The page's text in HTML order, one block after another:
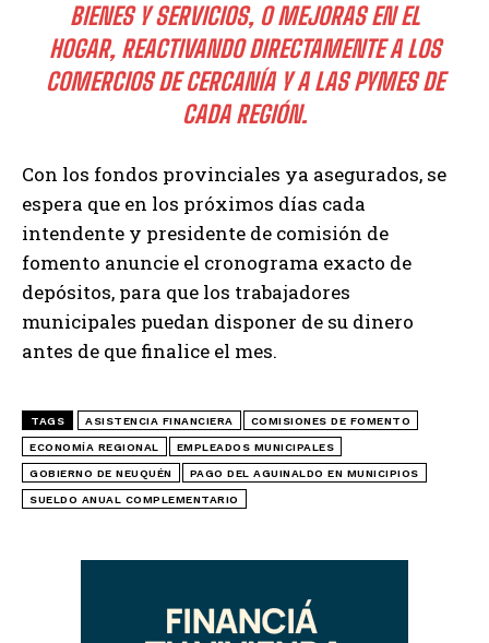
BIENES Y SERVICIOS, O MEJORAS EN EL
HOGAR, REACTIVANDO DIRECTAMENTE A LOS
COMERCIOS DE CERCANÍA Y A LAS PYMES DE
CADA REGIÓN.
Con los fondos provinciales ya asegurados, se
espera que en los próximos días cada
intendente y presidente de comisión de
fomento anuncie el cronograma exacto de
depósitos, para que los trabajadores
municipales puedan disponer de su dinero
antes de que finalice el mes.
TAGS ASISTENCIA FINANCIERA COMISIONES DE FOMENTO
ECONOMÍA REGIONAL EMPLEADOS MUNICIPALES
GOBIERNO DE NEUQUÉN PAGO DEL AGUINALDO EN MUNICIPIOS
SUELDO ANUAL COMPLEMENTARIO